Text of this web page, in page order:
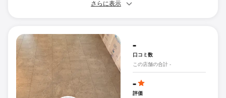
さらに表示
-
口コミ数
この店舗の合計 -
-
評価